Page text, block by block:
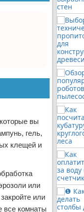
вы
гель,
клещей и
или
или
все комнаты